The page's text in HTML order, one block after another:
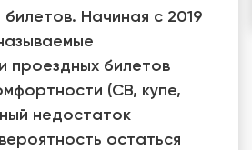
Начиная с 2019
проездных билетов
(СВ, купе,
недостаток
остаться